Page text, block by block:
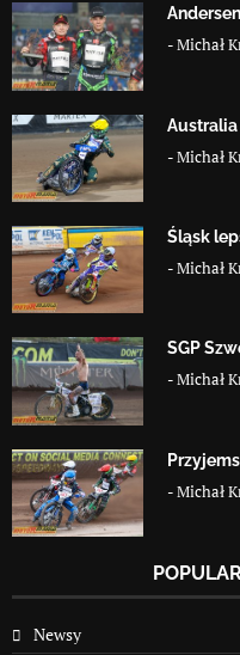
-Michał
-Michał
Śląsk
-Michał
SGP
-Michał
-Michał
Newsy